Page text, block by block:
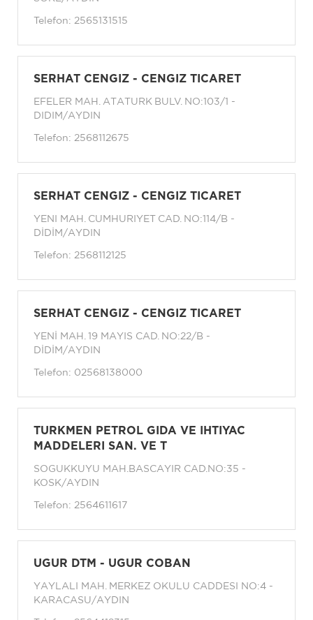
Telefon: 2565131515
SERHAT CENGIZ - CENGIZ TICARET
EFELER MAH. ATATURK BULV. NO:103/1 -
DIDIM/AYDIN
Telefon: 2568112675
SERHAT CENGIZ - CENGIZ TICARET
YENI MAH. CUMHURIYET CAD. NO:114/B -
DİDİM/AYDIN
Telefon: 2568112125
SERHAT CENGIZ - CENGIZ TICARET
YENİ MAH. 19 MAYIS CAD. NO:22/B -
DİDİM/AYDIN
Telefon: 02568138000
TURKMEN PETROL GIDA VE IHTIYAC
MADDELERI SAN. VE T
SOGUKKUYU MAH.BASCAYIR CAD.NO:35 -
KOSK/AYDIN
Telefon: 2564611617
UGUR DTM - UGUR COBAN
YAYLALI MAH. MERKEZ OKULU CADDESI NO:4 -
KARACASU/AYDIN